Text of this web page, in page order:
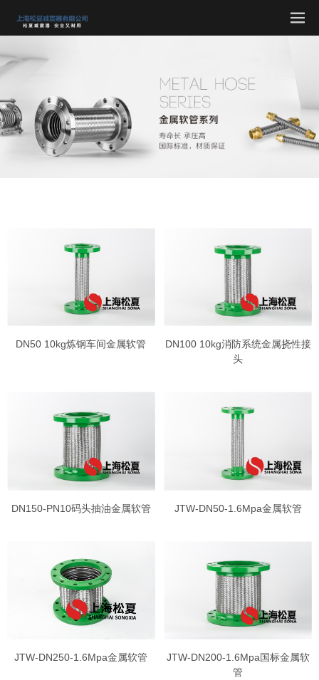
DN50 10kg炼钢车间金属软管
DN100 10kg消防系统金属挠性接
头
DN150-PN10码头抽油金属软管 JTW-DN50-1.6Mpa金属软管
JTW-DN250-1.6Mpa金属软管
JTW-DN200-1.6Mpa国标金属软
管